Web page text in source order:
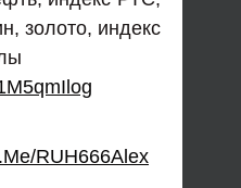
золото, индекс
RUH666Alex